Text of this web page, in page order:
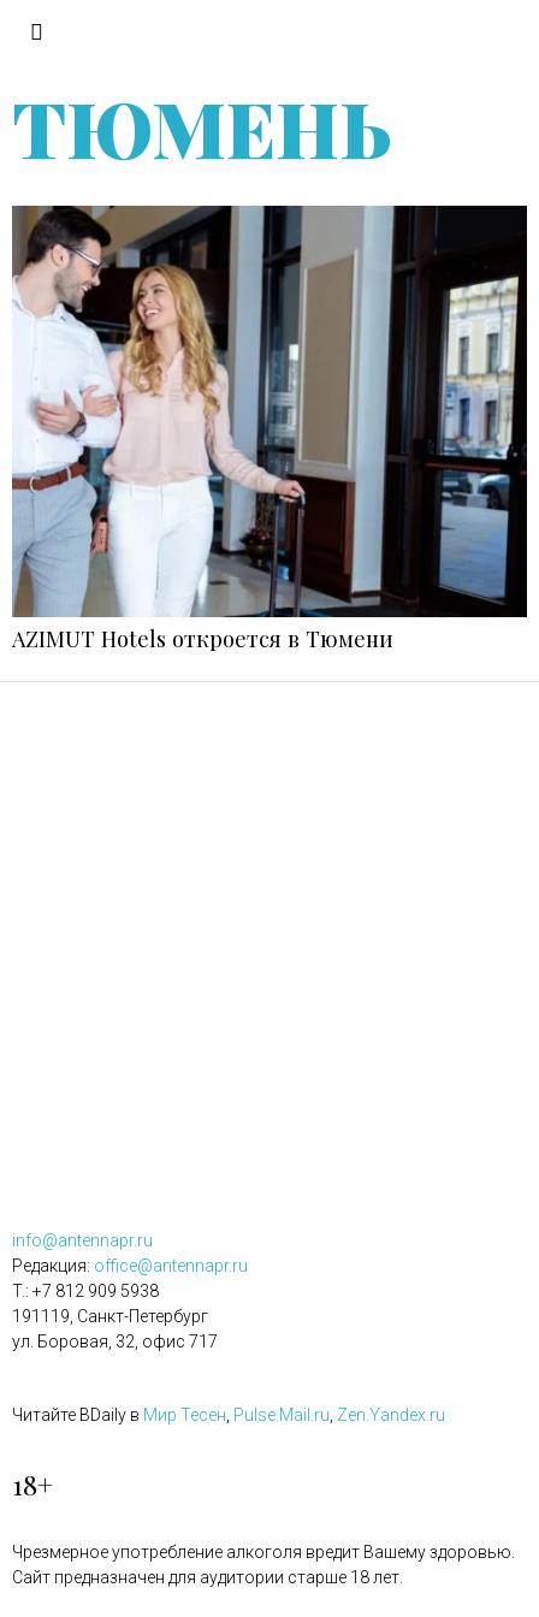
ТЮМЕНЬ
AZIMUT Hotels откроется в Тюмени
info@antennapr.ru
Редакция: office@antennapr.ru
T.: +7 812 909 5938
191119, Санкт-Петербург
ул. Боровая, 32, офис 717
Читайте BDaily в Мир Тесен, Pulse.Mail.ru, Zen.Yandex.ru
18+
Чрезмерное употребление алкоголя вредит Вашему здоровью.
Сайт предназначен для аудитории старше 18 лет.